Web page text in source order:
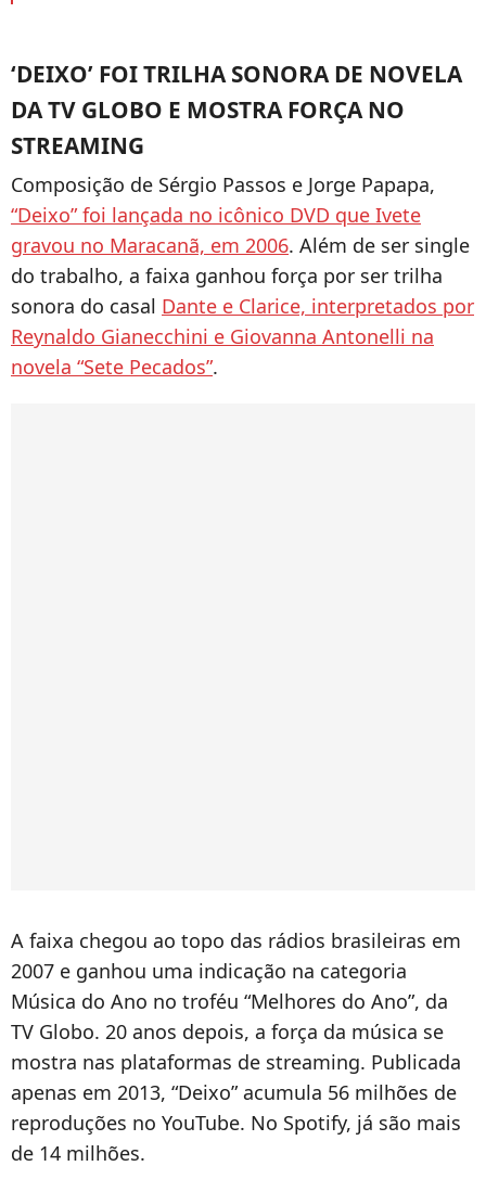
‘DEIXO’ FOI TRILHA SONORA DE NOVELA
DA TV GLOBO E MOSTRA FORÇA NO
STREAMING
Composição de Sérgio Passos e Jorge Papapa,
“Deixo” foi lançada no icônico DVD que Ivete
gravou no Maracanã, em 2006. Além de ser single
do trabalho, a faixa ganhou força por ser trilha
sonora do casal Dante e Clarice, interpretados por
Reynaldo Gianecchini e Giovanna Antonelli na
novela “Sete Pecados”.
A faixa chegou ao topo das rádios brasileiras em
2007 e ganhou uma indicação na categoria
Música do Ano no troféu “Melhores do Ano”, da
TV Globo. 20 anos depois, a força da música se
mostra nas plataformas de streaming. Publicada
apenas em 2013, “Deixo” acumula 56 milhões de
reproduções no YouTube. No Spotify, já são mais
de 14 milhões.